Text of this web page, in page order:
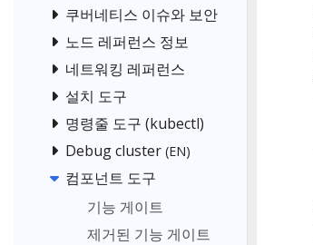
쿠버네티스 이슈와 보안
노드 레퍼런스 정보
네트워킹 레퍼런스
설치 도구
명령줄 도구 (kubectl)
Debug cluster (EN)
컴포넌트 도구
기능 게이트
제거된 기능 게이트